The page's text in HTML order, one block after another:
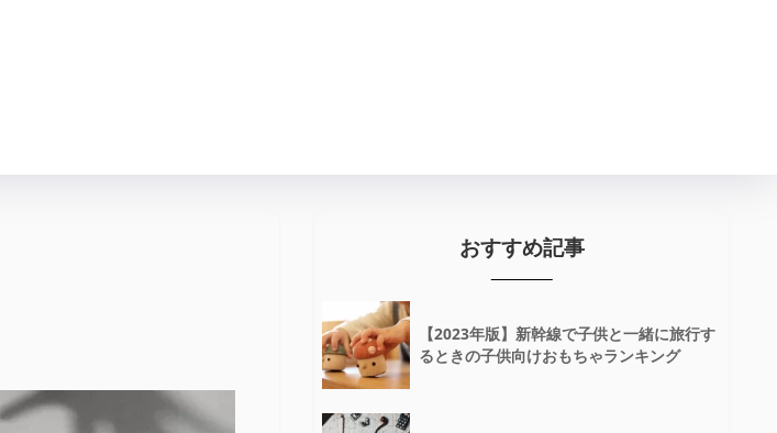
おすすめ記事
【2023年版】新幹線で子供と一緒に旅行す
るときの子供向けおもちゃランキング